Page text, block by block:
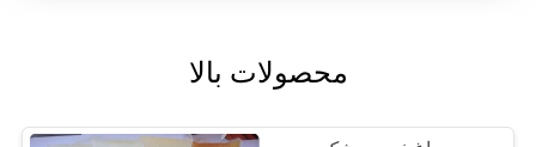
محصولات بالا